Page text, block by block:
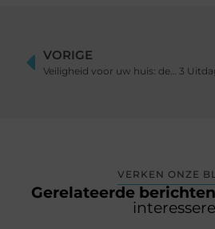
VORIGE
Veiligheid voor uw huis: de voordelen van een alarmsysteem
VERKEN ONZE
Gerelateerde berichten